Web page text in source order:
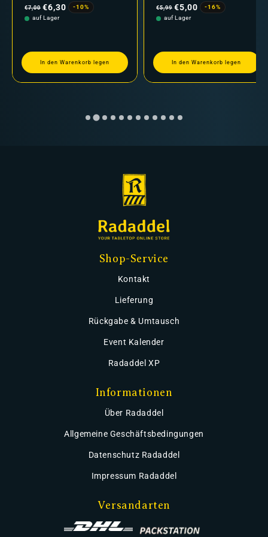
Preis
€7,00 €6,30
-10%
auf Lager
In den Warenkorb legen
Preis
€5,99 €5,00
-16%
auf Lager
In den Warenkorb legen
Shop-Service
Kontakt
Lieferung
Rückgabe & Umtausch
Event Kalender
Radaddel XP
Informationen
Über Radaddel
Allgemeine Geschäftsbedingungen
Datenschutz Radaddel
Impressum Radaddel
Versandarten